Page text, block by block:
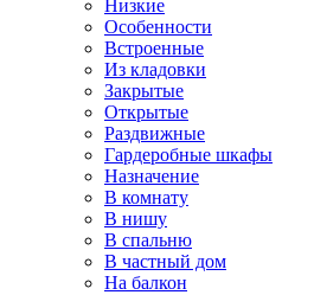
Низкие
Особенности
Встроенные
Из кладовки
Закрытые
Открытые
Раздвижные
Гардеробные шкафы
Назначение
В комнату
В нишу
В спальню
В частный дом
На балкон